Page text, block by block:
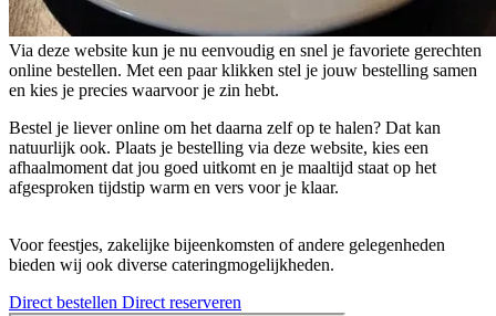
Via deze website kun je nu eenvoudig en snel je favoriete gerechten
online bestellen. Met een paar klikken stel je jouw bestelling samen
en kies je precies waarvoor je zin hebt.
Bestel je liever online om het daarna zelf op te halen? Dat kan
natuurlijk ook. Plaats je bestelling via deze website, kies een
afhaalmoment dat jou goed uitkomt en je maaltijd staat op het
afgesproken tijdstip warm en vers voor je klaar.
Voor feestjes, zakelijke bijeenkomsten of andere gelegenheden
bieden wij ook diverse cateringmogelijkheden.
Direct bestellen Direct reserveren